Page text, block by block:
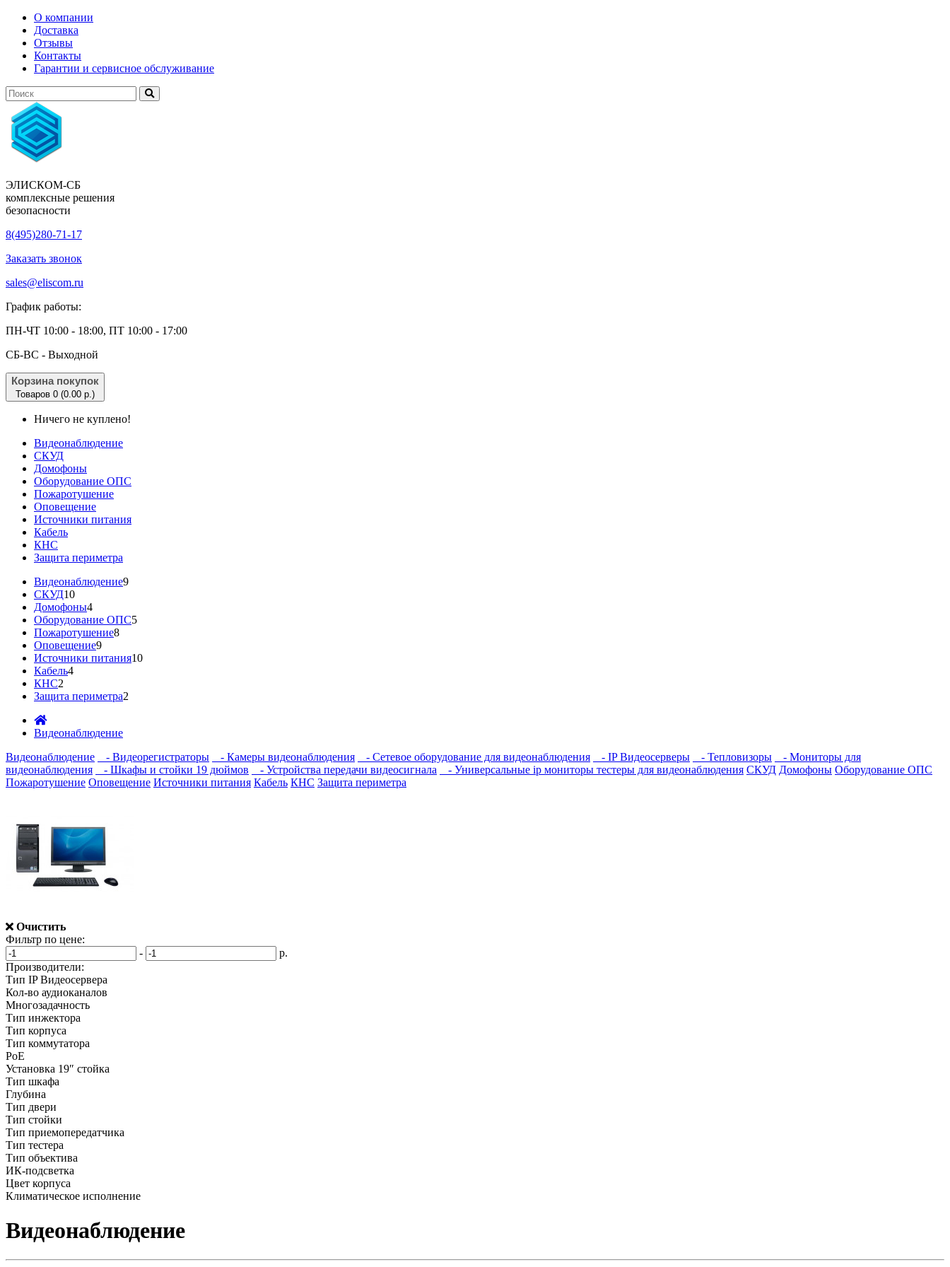
О компании
Доставка
Отзывы
Контакты
Гарантии и сервисное обслуживание
ЭЛИСКОМ-СБ
комплексные решения
безопасности
8(495)280-71-17
Заказать звонок
sales@eliscom.ru
График работы:
ПН-ЧТ 10:00 - 18:00, ПТ 10:00 - 17:00
CБ-ВС - Выходной
Корзина покупок
Товаров 0 (0.00 р.)
Ничего не куплено!
Видеонаблюдение
СКУД
Домофоны
Оборудование ОПС
Пожаротушение
Оповещение
Источники питания
Кабель
КНС
Защита периметра
Видеонаблюдение9
СКУД10
Домофоны4
Оборудование ОПС5
Пожаротушение8
Оповещение9
Источники питания10
Кабель4
КНС2
Защита периметра2
Видеонаблюдение
Видеонаблюдение
- Видеорегистраторы - Камеры видеонаблюдения - Сетевое оборудование для видеонаблюдения - IP Видеосерверы - Тепловизоры
- Мониторы для
видеонаблюдения
- Шкафы и стойки 19 дюймов - Устройства передачи видеосигнала - Универсальные ip мониторы тестеры для видеонаблюдения СКУД Домофоны Оборудование ОПС
Пожаротушение Оповещение Источники питания Кабель КНС Защита периметра
Очистить
Фильтр по цене:
-
р.
Производители:
Тип IP Видеосервера
Кол-во аудиоканалов
Многозадачность
Тип инжектора
Тип корпуса
Тип коммутатора
РоЕ
Установка 19″ стойка
Тип шкафа
Глубина
Тип двери
Тип стойки
Тип приемопередатчика
Тип тестера
Тип объектива
ИК-подсветка
Цвет корпуса
Климатическое исполнение
Видеонаблюдение